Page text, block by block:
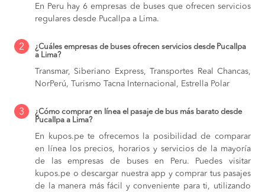
En Peru hay 6 empresas de buses que ofrecen servicios
regulares desde Pucallpa a Lima.
2
¿Cuáles empresas de buses ofrecen servicios desde Pucallpa
a Lima?
Transmar, Siberiano Express, Transportes Real Chancas,
NorPerú, Turismo Tacna Internacional, Estrella Polar
3
¿Cómo comprar en línea el pasaje de bus más barato desde
Pucallpa a Lima?
En kupos.pe te ofrecemos la posibilidad de comparar
en línea los precios, horarios y servicios de la mayoría
de las empresas de buses en Peru. Puedes visitar
kupos.pe o descargar nuestra app y comprar tus pasajes
de la manera más fácil y conveniente para ti, utilizando